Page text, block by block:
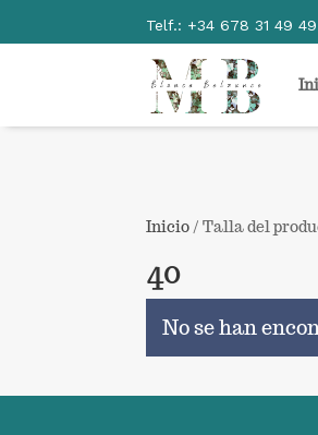
Telf.: +34 678 31 49
Inicio / Talla del
40
No se han